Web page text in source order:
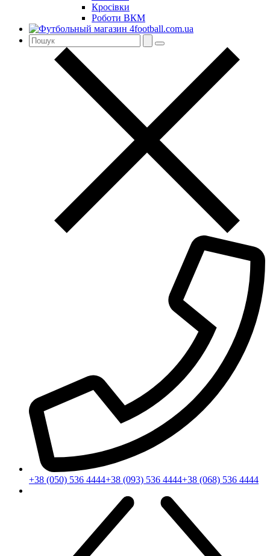
Кросівки
Роботи ВКМ
+38 (050) 536 4444+38 (093) 536 4444+38 (068) 536 4444